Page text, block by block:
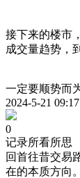
接下来的楼市
成交量趋势，
一定要顺势而
2024-5-21
0
记录所看所思
回首往昔交易
在的本质方向